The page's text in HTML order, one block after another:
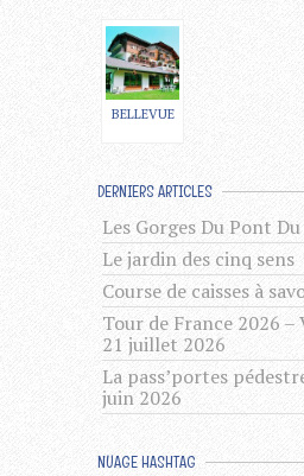
BELLEVUE
DERNIERS ARTICLES
Les Gorges Du Pont
Le jardin des cinq sens
Course de caisses à
Tour de France 2026 –
21 juillet 2026
La pass’portes
juin 2026
NUAGE HASHTAG